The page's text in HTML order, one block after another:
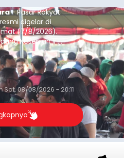
- Pasar Rakyat
digelar di
(7/8/2026).
Kesenian Ir.
pemberdayaan
aksi sosial tersebut
dan mencatat nilai
Sat, 08/08/2026 - 20:11